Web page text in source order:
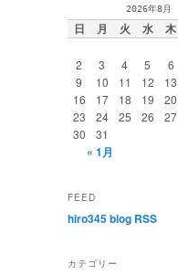
2026年8月
日 月 火 水 木
2
3 4 5 6
9
10 11 12 13
16
17 18 19 20
23
24 25 26 27
30
31
« 1月
FEED
hiro345 blog RSS
カテゴリー